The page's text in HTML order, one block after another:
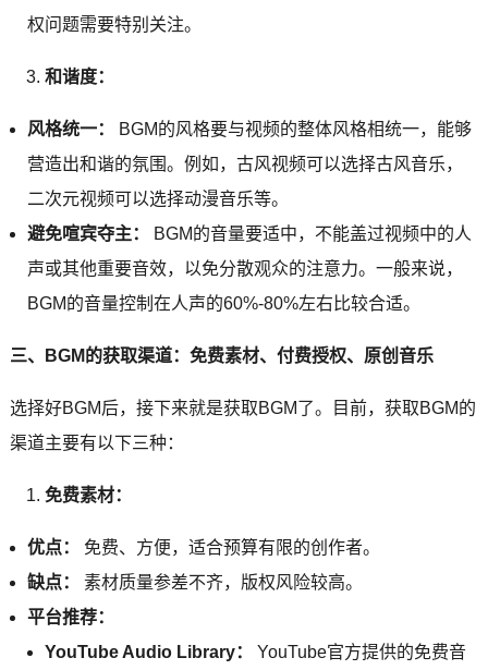
权问题需要特别关注。
和谐度：
风格统一：
BGM的风格要与视频的整体风格相统一，能够
营造出和谐的氛围。例如，古风视频可以选择古风音乐，
二次元视频可以选择动漫音乐等。
避免喧宾夺主：
BGM的音量要适中，不能盖过视频中的人
声或其他重要音效，以免分散观众的注意力。一般来说，
BGM的音量控制在人声的60%-80%左右比较合适。
三、BGM的获取渠道：免费素材、付费授权、原创音乐
选择好BGM后，接下来就是获取BGM了。目前，获取BGM的
渠道主要有以下三种：
免费素材：
优点：
免费、方便，适合预算有限的创作者。
缺点：
素材质量参差不齐，版权风险较高。
平台推荐：
YouTube Audio Library：
YouTube官方提供的免费音